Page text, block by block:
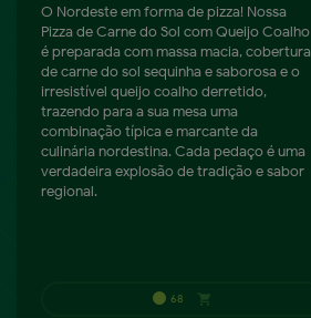
O Nordeste em forma de pizza! Nossa
Pizza de Carne do Sol com Queijo Coalho
é preparada com massa macia, cobertura
de carne do sol sequinha e saborosa e o
irresistível queijo coalho derretido,
trazendo para a sua mesa uma
combinação típica e marcante da
culinária nordestina. Cada pedaço é uma
verdadeira explosão de tradição e sabor
regional.